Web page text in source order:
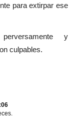
para extirpar ese
y
culpables.